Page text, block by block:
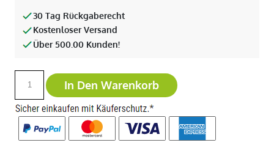
30 Tag Rückgaberecht
Kostenloser Versand
Über 500.00 Kunden!
In Den Warenkorb